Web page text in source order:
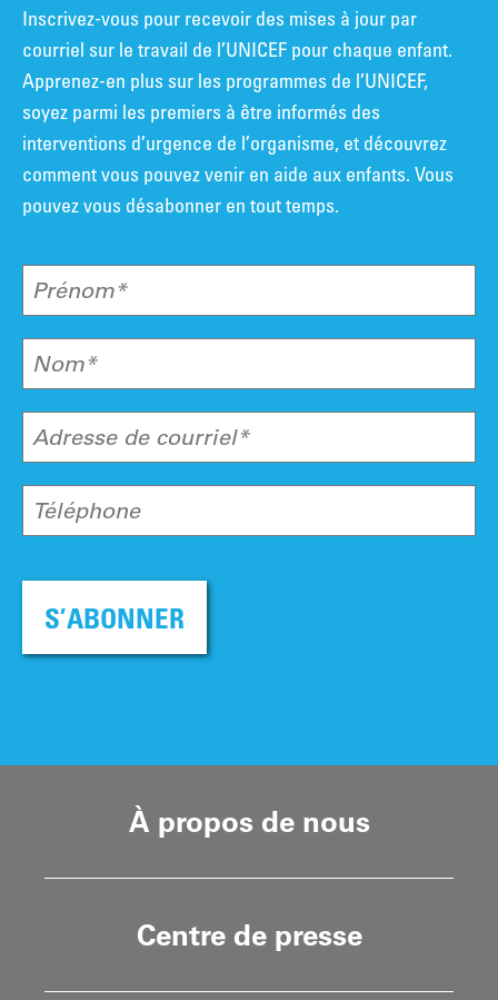
Inscrivez-vous pour recevoir des mises à jour par
courriel sur le travail de l’UNICEF pour chaque enfant.
Apprenez-en plus sur les programmes de l’UNICEF,
soyez parmi les premiers à être informés des
interventions d’urgence de l’organisme, et découvrez
comment vous pouvez venir en aide aux enfants. Vous
pouvez vous désabonner en tout temps.
Prénom*
Nom*
Adresse de courriel*
Téléphone
S’ABONNER
À propos de nous
Centre de presse